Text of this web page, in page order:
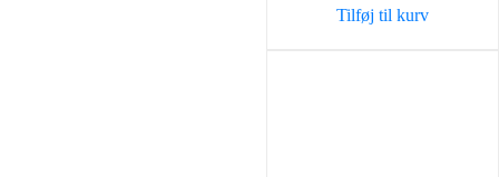
Tilføj til kurv